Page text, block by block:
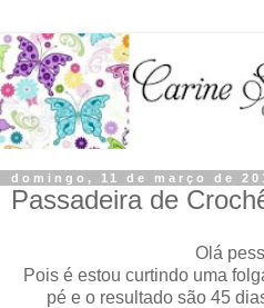
domingo, 11 de março de
Passadeira de
Olá
Pois é estou curtindo uma
pé e o resultado são 45